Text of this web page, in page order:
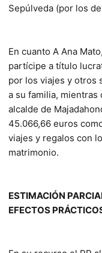
Sepúlveda (por los
En cuanto A Ana
partícipe a título
por los viajes y otros
a su familia, mientras
alcalde de
45.066,66 euros
viajes y regalos con
matrimonio.
ESTIMACIÓN
EFECTOS